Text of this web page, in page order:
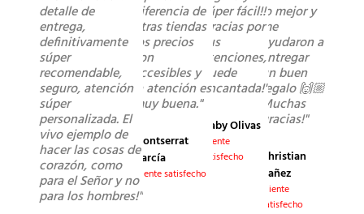
detalle de
entrega,
definitivamente
súper
recomendable,
seguro, atención
súper
personalizada. El
vivo ejemplo de
hacer las cosas de
corazón, como
para el Señor y no
para los hombres!"
diferencia de
otras tiendas
los precios
son
accesibles y
la atención es
muy buena."
Montserrat
García
Cliente satisfecho
súper fácil!!
Gracias por
sus
atenciones,
quede
encantada!"
Gaby Olivas
Cliente
satisfecho
lo mejor y
me
ayudaron a
entregar
un buen
regalo 🙌🏼
Muchas
gracias!"
Christian
Yañez
Cliente
satisfecho